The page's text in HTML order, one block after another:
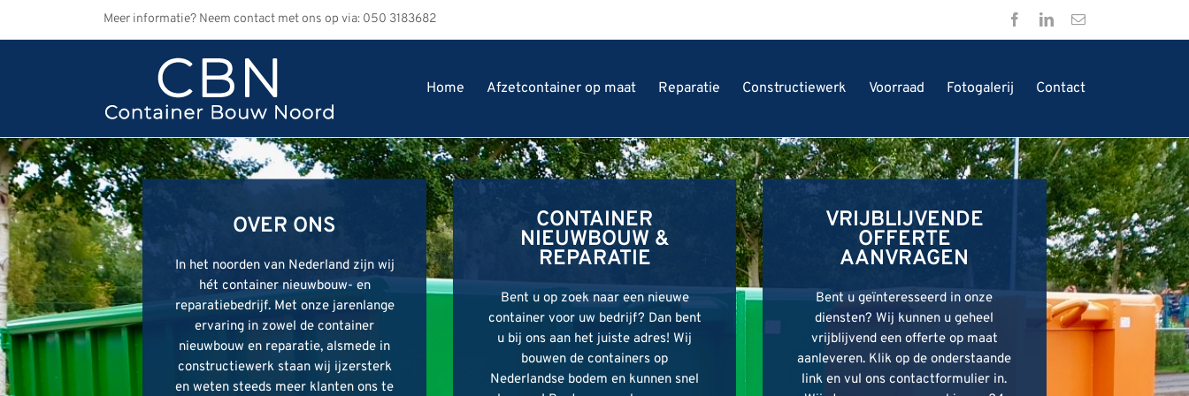
Meer informatie? Neem contact met ons op via: 050 3183682 FacebookLinkedIn
E-
Home Afzetcontainer op maat Reparatie Constructiewerk Voorraad Fotogalerij Contact
OVER ONS
In het noorden van Nederland zijn wij
hét container nieuwbouw- en
reparatiebedrijf. Met onze jarenlange
ervaring in zowel de container
nieuwbouw en reparatie, alsmede in
constructiewerk staan wij ijzersterk
en weten steeds meer klanten ons te
CONTAINER
NIEUWBOUW &
REPARATIE
Bent u op zoek naar een nieuwe
container voor uw bedrijf? Dan bent
u bij ons aan het juiste adres! Wij
bouwen de containers op
Nederlandse bodem en kunnen snel
VRIJBLIJVENDE
OFFERTE
AANVRAGEN
Bent u geïnteresseerd in onze
diensten? Wij kunnen u geheel
vrijblijvend een offerte op maat
aanleveren. Klik op de onderstaande
link en vul ons contactformulier in.
OVER ONS
In het noorden van Nederland zijn wij
hét container nieuwbouw- en
reparatiebedrijf. Met onze jarenlange
ervaring in zowel de container
nieuwbouw en reparatie, alsmede in
constructiewerk staan wij ijzersterk
en weten steeds meer klanten ons te
CONTAINER
NIEUWBOUW &
REPARATIE
Bent u op zoek naar een nieuwe
container voor uw bedrijf? Dan bent
u bij ons aan het juiste adres! Wij
bouwen de containers op
Nederlandse bodem en kunnen snel
VRIJBLIJVENDE
OFFERTE
AANVRAGEN
Bent u geïnteresseerd in onze
diensten? Wij kunnen u geheel
vrijblijvend een offerte op maat
aanleveren. Klik op de onderstaande
link en vul ons contactformulier in.
OVER ONS
In het noorden van Nederland zijn wij
hét container nieuwbouw- en
reparatiebedrijf. Met onze jarenlange
ervaring in zowel de container
nieuwbouw en reparatie, alsmede in
constructiewerk staan wij ijzersterk
en weten steeds meer klanten ons te
CONTAINER
NIEUWBOUW &
REPARATIE
Bent u op zoek naar een nieuwe
container voor uw bedrijf? Dan bent
u bij ons aan het juiste adres! Wij
bouwen de containers op
Nederlandse bodem en kunnen snel
VRIJBLIJVENDE
OFFERTE
AANVRAGEN
Bent u geïnteresseerd in onze
diensten? Wij kunnen u geheel
vrijblijvend een offerte op maat
aanleveren. Klik op de onderstaande
link en vul ons contactformulier in.